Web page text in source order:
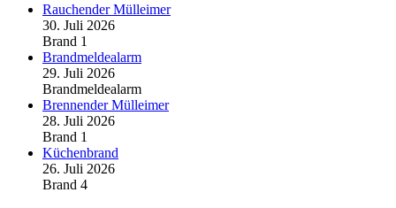
Rauchender Mülleimer
30. Juli 2026
Brand 1
Brandmeldealarm
29. Juli 2026
Brandmeldealarm
Brennender Mülleimer
28. Juli 2026
Brand 1
Küchenbrand
26. Juli 2026
Brand 4